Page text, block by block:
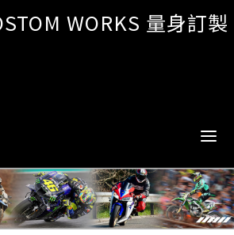
WORKS 量身訂製